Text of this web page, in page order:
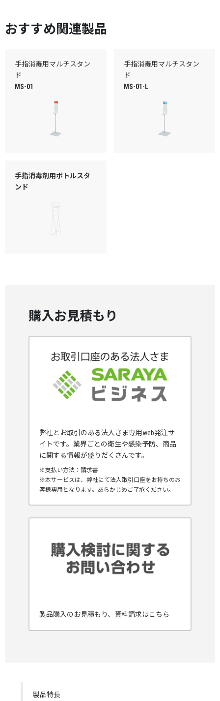
おすすめ関連製品
手指消毒用マルチスタン
ド
MS-01
手指消毒用マルチスタン
ド
MS-01-L
手指消毒剤用ボトルスタ
ンド
購入お見積もり
弊社とお取引のある法人さま専用web発注サ
イトです。業界ごとの衛生や感染予防、商品
に関する情報が盛りだくさんです。
※支払い方法：請求書
※本サービスは、弊社にて法人取引口座をお持ちのお
客様専用となります。あらかじめご了承ください。
製品購入のお見積もり、資料請求はこちら
製品特長